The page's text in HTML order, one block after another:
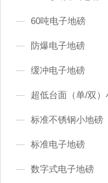
60吨电子地磅
防爆电子地磅
缓冲电子地磅
超低台面（单/双）
标准不锈钢小地磅
标准电子地磅
数字式电子地磅